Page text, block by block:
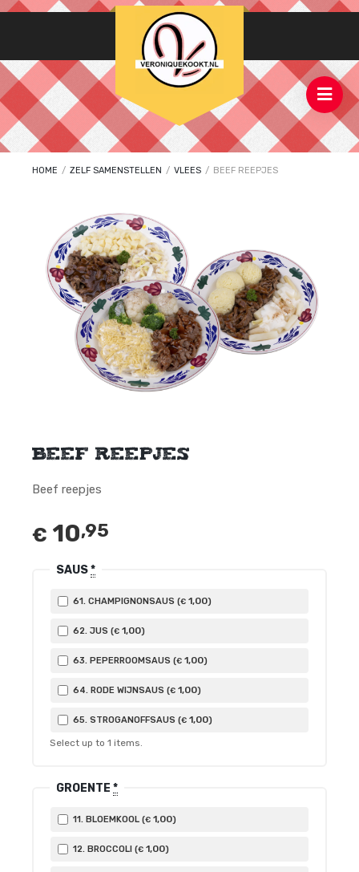
HOME / ZELF SAMENSTELLEN / VLEES / BEEF REEPJES
Beef reepjes
Beef reepjes
€ 10,95
SAUS*
61. CHAMPIGNONSAUS (€ 1,00)
62. JUS (€ 1,00)
63. PEPERROOMSAUS (€ 1,00)
64. RODE WIJNSAUS (€ 1,00)
65. STROGANOFFSAUS (€ 1,00)
Select up to 1 items.
GROENTE *
11. BLOEMKOOL (€ 1,00)
12. BROCCOLI (€ 1,00)